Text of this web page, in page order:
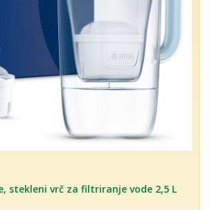
stekleni vrč za filtriranje vode 2,5 L